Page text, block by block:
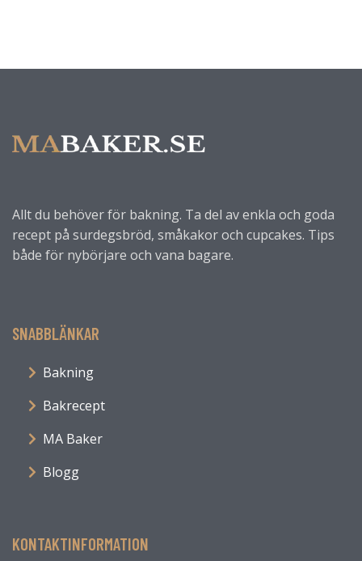
Allt du behöver för bakning. Ta del av enkla och goda
recept på surdegsbröd, småkakor och cupcakes. Tips
både för nybörjare och vana bagare.
SNABBLÄNKAR
Bakning
Bakrecept
MA Baker
Blogg
KONTAKTINFORMATION